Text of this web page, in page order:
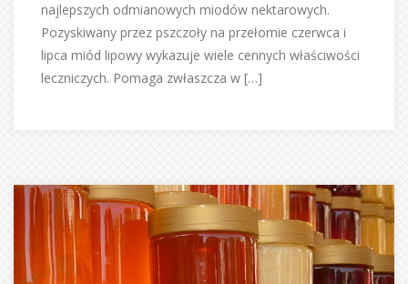
najlepszych odmianowych miodów nektarowych.
Pozyskiwany przez pszczoły na przełomie czerwca i
lipca miód lipowy wykazuje wiele cennych właściwości
leczniczych. Pomaga zwłaszcza w […]